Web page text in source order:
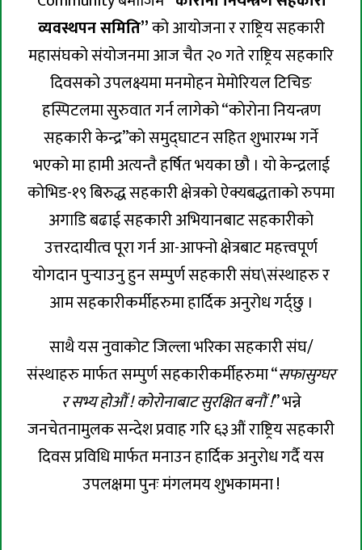
व्यवस्थपन समिति”को आयोजना र राष्ट्रिय सहकारी
महासंघको संयोजनमा आज चैत २० गते राष्ट्रिय सहकारि
दिवसको उपलक्ष्यमा मनमोहन मेमोरियल टिचिङ
हस्पिटलमा सुरुवात गर्न लागेको “काेराेना नियन्त्रण
सहकारी केन्द्र”काे समुद्घाटन सहित शुभारम्भ गर्ने
भएको मा हामी अत्यन्तै हर्षित भयका छौ । याे केन्द्रलाई
काेभिड-१९ बिरुद्ध सहकारी क्षेत्रकाे ऐक्यबद्धताकाे रुपमा
अगाडि बढाई सहकारी अभियानबाट सहकारीकाे
उत्तरदायीत्व पूरा गर्न आ-आफ्नो क्षेत्रबाट महत्त्वपूर्ण
याेगदान पुर्‍याउनु हुन सम्पुर्ण सहकारी संघ\संस्थाहरु र
आम सहकारीकर्मीहरुमा हार्दिक अनुरोध गर्द्छु ।
साथै यस नुवाकोट जिल्ला भरिका सहकारी संघ/
संस्थाहरु मार्फत सम्पुर्ण सहकारीकर्मीहरुमा “सफासुग्घर
र सभ्य होऔं ! कोरोनाबाट सुरक्षित बनौं !” भन्ने
जनचेतनामुलक सन्देश प्रवाह गरि ६३औं राष्ट्रिय सहकारी
दिवस प्रविधि मार्फत मनाउन हार्दिक अनुरोध गर्दै यस
उपलक्षमा पुनः मंगलमय शुभकामना !